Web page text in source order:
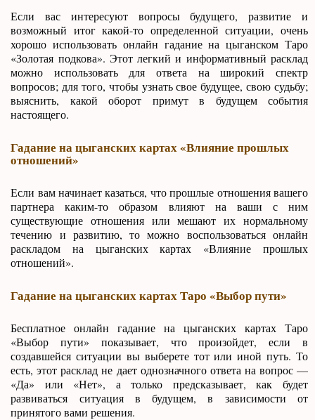
Если вас интересуют вопросы будущего, развитие и
возможный итог какой-то определенной ситуации, очень
хорошо использовать онлайн гадание на цыганском Таро
«Золотая подкова». Этот легкий и информативный расклад
можно использовать для ответа на широкий спектр
вопросов; для того, чтобы узнать свое будущее, свою судьбу;
выяснить, какой оборот примут в будущем события
настоящего.
Гадание на цыганских картах «Влияние прошлых
отношений»
Если вам начинает казаться, что прошлые отношения вашего
партнера каким-то образом влияют на ваши с ним
существующие отношения или мешают их нормальному
течению и развитию, то можно воспользоваться онлайн
раскладом на цыганских картах «Влияние прошлых
отношений».
Гадание на цыганских картах Таро «Выбор пути»
Бесплатное онлайн гадание на цыганских картах Таро
«Выбор пути» показывает, что произойдет, если в
создавшейся ситуации вы выберете тот или иной путь. То
есть, этот расклад не дает однозначного ответа на вопрос —
«Да» или «Нет», а только предсказывает, как будет
развиваться ситуация в будущем, в зависимости от
принятого вами решения.